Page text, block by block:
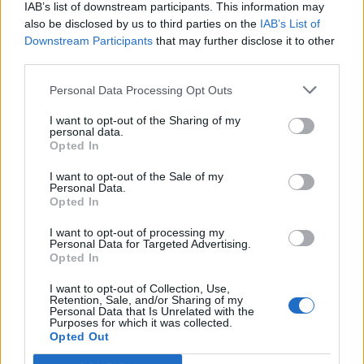
IAB’s list of downstream participants. This information may
also be disclosed by us to third parties on the IAB’s List of
Downstream Participants that may further disclose it to other
Personal Data Processing Opt Outs
I want to opt-out of the Sharing of my
personal data.
Opted In
I want to opt-out of the Sale of my
Personal Data.
Opted In
I want to opt-out of processing my
Personal Data for Targeted Advertising.
Opted In
I want to opt-out of Collection, Use,
Retention, Sale, and/or Sharing of my
Personal Data that Is Unrelated with the
Purposes for which it was collected.
Opted Out
GOOD STUFF
Ράσελ Κρόου: “Θα ‘πρεπε να με πληρώνουν
κάθε φορά που με ρωτούν για το
02/07/2023
Ο Ράσελ Κρόου θέλει να καταστήσει κάτι εξαιρετικά σαφές: